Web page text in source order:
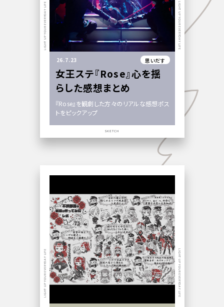
26.7.23 思いだす
女王ステ『Rose』心を揺
らした感想まとめ
『Rose』を観劇した方々のリアルな感想ポス
トをピックアップ
LIGHT UP YOUR EVERYDAY LIFE LIGHT UP YOUR EVERYDAY LIFE
SKETCH
LIGHT UP YOUR EVERYDAY LIFE LIGHT UP YOUR EVERYDAY LIFE